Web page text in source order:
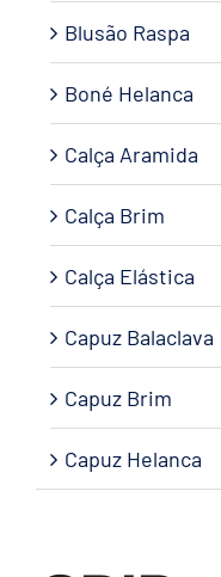
Blusão Raspa
Boné Helanca
Calça Aramida
Calça Brim
Calça Elástica
Capuz Balaclava
Capuz Brim
Capuz Helanca